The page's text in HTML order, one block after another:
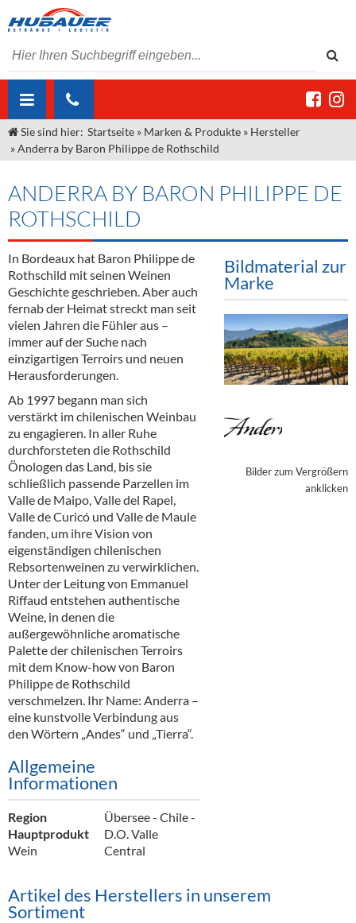
ÜBER UNS
Unser Liefergebiet
Kontakt
Angebote Gastronomie & Großhandel
Gastronomie
Großhandel
"DroughtMaster"
Neuigkeiten
Termine
MARKEN & PRODUKTE
Sirup
Spirituosen
Bier
Alkoholfreie Getränke
Öle & Küchenartikel
Kaffee
Barzubehör
Equipment
Verpackung
Hygieneartikel & Desinfektion
Kommisionskauf & Lieferbedingungen
Fremddienstleistungen
Sie sind hier: Startseite » Marken & Produkte » Hersteller
»Anderra by Baron Philippe de Rothschild
ANDERRA BY BARON PHILIPPE DE
ROTHSCHILD
In Bordeaux hat Baron Philippe de
Rothschild mit seinen Weinen
Geschichte geschrieben. Aber auch
fernab der Heimat streckt man seit
vielen Jahren die Fühler aus –
immer auf der Suche nach
einzigartigen Terroirs und neuen
Herausforderungen.
Ab 1997 begann man sich
verstärkt im chilenischen Weinbau
zu engagieren. In aller Ruhe
durchforsteten die Rothschild
Önologen das Land, bis sie
schließlich passende Parzellen im
Valle de Maipo, Valle del Rapel,
Valle de Curicó und Valle de Maule
fanden, um ihre Vision von
eigenständigen chilenischen
Rebsortenweinen zu verwirklichen.
Unter der Leitung von Emmanuel
Riffaud entstehen authentische
Weine, in denen die
außergewöhnliche aromatische
Palette der chilenischen Terroirs
mit dem Know-how von Baron
Philippe de Rothschild
verschmelzen. Ihr Name: Anderra –
eine kunstvolle Verbindung aus
den Wörtern „Andes“ und „Tierra“.
Allgemeine
Informationen
Region
Übersee - Chile -
D.O. Valle
Central
Hauptprodukt
Wein
Bildmaterial zur
Marke
Bilder zum Vergrößern
anklicken
Artikel des Herstellers in unserem
Sortiment